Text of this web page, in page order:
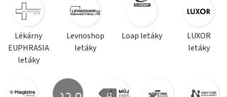
Lékárny
EUPHRASIA
letáky
Levnoshop
letáky
Loap letáky
LUXOR
letáky